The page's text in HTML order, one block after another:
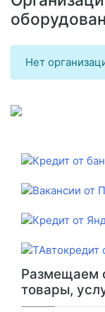
Нет
Размещаем
товары,